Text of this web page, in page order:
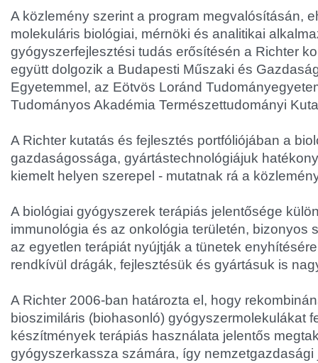
A közlemény szerint a program megvalósításán,
molekuláris biológiai, mérnöki és analitikai
gyógyszerfejlesztési tudás erősítésén a Richter
együtt dolgozik a Budapesti Műszaki és
Egyetemmel, az Eötvös Loránd
Tudományos Akadémia Természettudományi
A Richter kutatás és fejlesztés portfóliójában a
gazdaságossága, gyártástechnológiájuk
kiemelt helyen szerepel - mutatnak rá a
A biológiai gyógyszerek terápiás jelentősége
immunológia és az onkológia területén, bizonyos
az egyetlen terápiát nyújtják a tünetek
rendkívül drágák, fejlesztésük és gyártásuk is
A Richter 2006-ban határozta el, hogy
bioszimiláris (biohasonló) gyógyszermolekulákat
készítmények terápiás használata jelentős
gyógyszerkassza számára, így nemzetgazdasági